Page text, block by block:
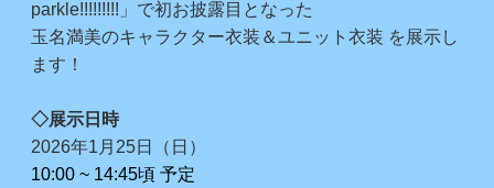
parkle!!!!!!!!!」で初お披露目となった
玉名満美のキャラクター衣装＆ユニット衣装 を展示し
ます！
◇展示日時
2026年1月25日（日）
10:00 ~ 14:45頃 予定